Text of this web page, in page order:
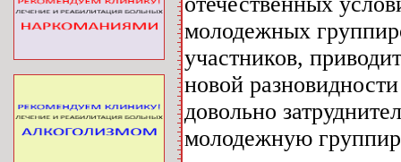
молодежных
участников,
новой
довольно
молодежную